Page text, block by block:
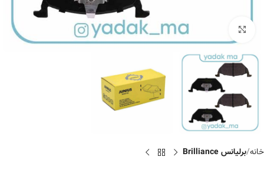
برای بزرگنمایی کلیک کنید
خانه برلیانس Brilliance